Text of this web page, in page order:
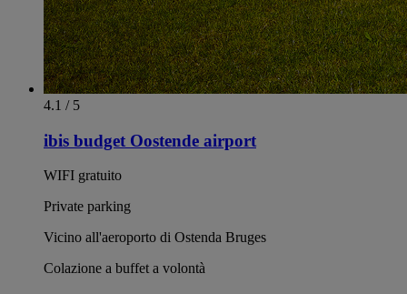
4.1 / 5
ibis budget Oostende airport
WIFI gratuito
Private parking
Vicino all'aeroporto di Ostenda Bruges
Colazione a buffet a volontà